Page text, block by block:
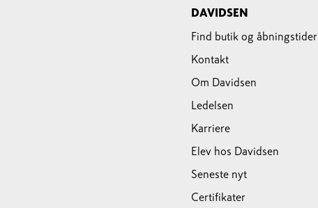
DAVIDSEN
Find butik og åbningstider
Kontakt
Om Davidsen
Ledelsen
Karriere
Elev hos Davidsen
Seneste nyt
Certifikater